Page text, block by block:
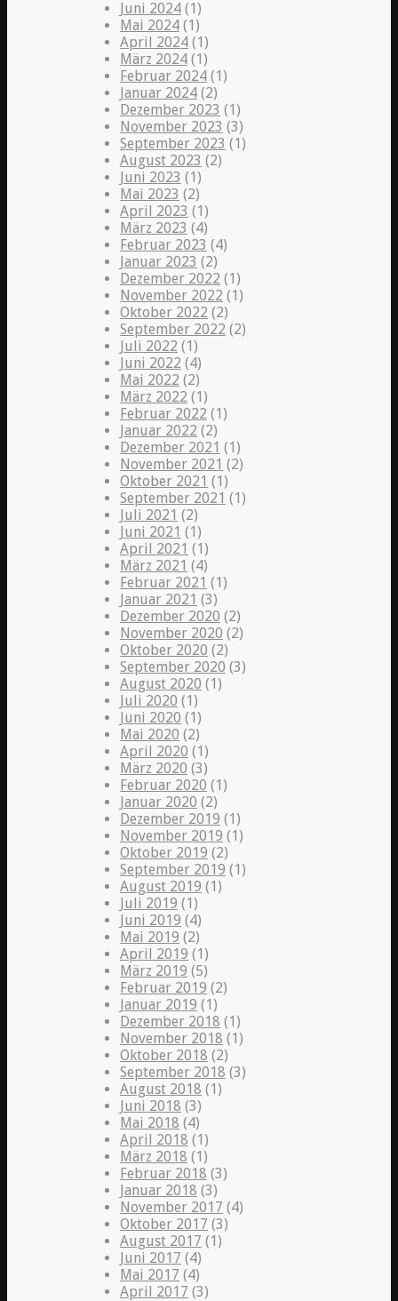
Juni 2024 (1)
Mai 2024 (1)
April 2024 (1)
März 2024 (1)
Februar 2024 (1)
Januar 2024 (2)
Dezember 2023 (1)
November 2023 (3)
September 2023 (1)
August 2023 (2)
Juni 2023 (1)
Mai 2023 (2)
April 2023 (1)
März 2023 (4)
Februar 2023 (4)
Januar 2023 (2)
Dezember 2022 (1)
November 2022 (1)
Oktober 2022 (2)
September 2022 (2)
Juli 2022 (1)
Juni 2022 (4)
Mai 2022 (2)
März 2022 (1)
Februar 2022 (1)
Januar 2022 (2)
Dezember 2021 (1)
November 2021 (2)
Oktober 2021 (1)
September 2021 (1)
Juli 2021 (2)
Juni 2021 (1)
April 2021 (1)
März 2021 (4)
Februar 2021 (1)
Januar 2021 (3)
Dezember 2020 (2)
November 2020 (2)
Oktober 2020 (2)
September 2020 (3)
August 2020 (1)
Juli 2020 (1)
Juni 2020 (1)
Mai 2020 (2)
April 2020 (1)
März 2020 (3)
Februar 2020 (1)
Januar 2020 (2)
Dezember 2019 (1)
November 2019 (1)
Oktober 2019 (2)
September 2019 (1)
August 2019 (1)
Juli 2019 (1)
Juni 2019 (4)
Mai 2019 (2)
April 2019 (1)
März 2019 (5)
Februar 2019 (2)
Januar 2019 (1)
Dezember 2018 (1)
November 2018 (1)
Oktober 2018 (2)
September 2018 (3)
August 2018 (1)
Juni 2018 (3)
Mai 2018 (4)
April 2018 (1)
März 2018 (1)
Februar 2018 (3)
Januar 2018 (3)
November 2017 (4)
Oktober 2017 (3)
August 2017 (1)
Juni 2017 (4)
Mai 2017 (4)
April 2017 (3)